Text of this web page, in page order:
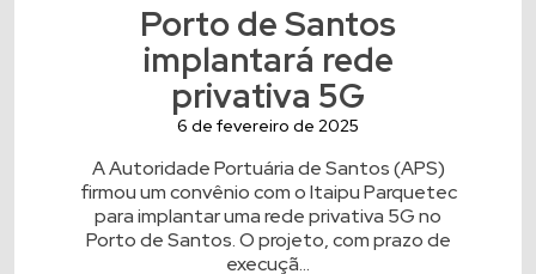
Porto de Santos
implantará rede
privativa 5G
6 de fevereiro de 2025
A Autoridade Portuária de Santos (APS)
firmou um convênio com o Itaipu Parquetec
para implantar uma rede privativa 5G no
Porto de Santos. O projeto, com prazo de
execuçã...